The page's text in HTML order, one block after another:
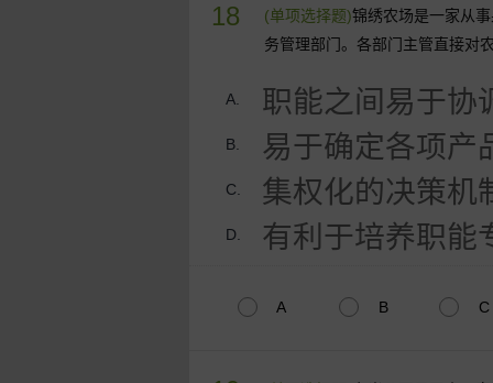
18 (单项选择题)锦绣农场是一家从
务管理部门。各部门主管直接对
A. 职能之间易于协
B. 易于确定各项产
C. 集权化的决策机
D. 有利于培养职能
A B C